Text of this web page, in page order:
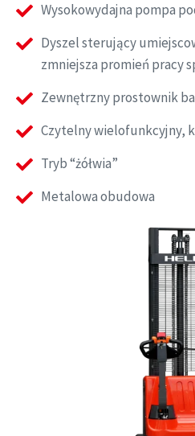
Wysokowydajna pompa
Dyszel sterujący
zmniejsza promień pracy
Zewnętrzny prostownik
Czytelny wielofunkcyjny,
Tryb “żółwia”
Metalowa obudowa